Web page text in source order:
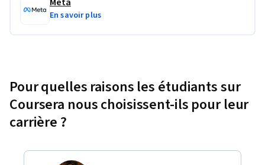
En savoir plus
Pour quelles raisons les étudiants sur
Coursera nous choisissent-ils pour leur
carrière ?